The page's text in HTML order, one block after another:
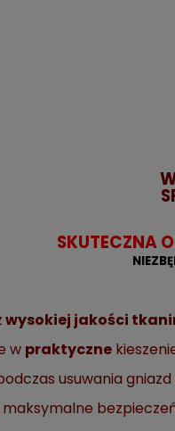
SKUTECZNA
wysokiej jakości
w praktyczne
usuwania gniazd